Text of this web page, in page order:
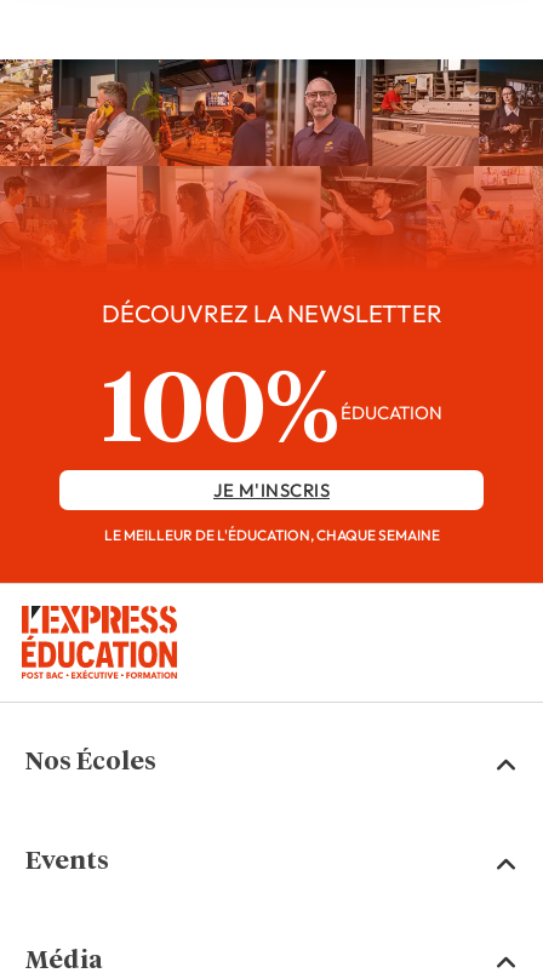
DÉCOUVREZ LA NEWSLETTER
100% ÉDUCATION
JE M'INSCRIS
LE MEILLEUR DE L'ÉDUCATION, CHAQUE SEMAINE
Nos Écoles
Events
Média